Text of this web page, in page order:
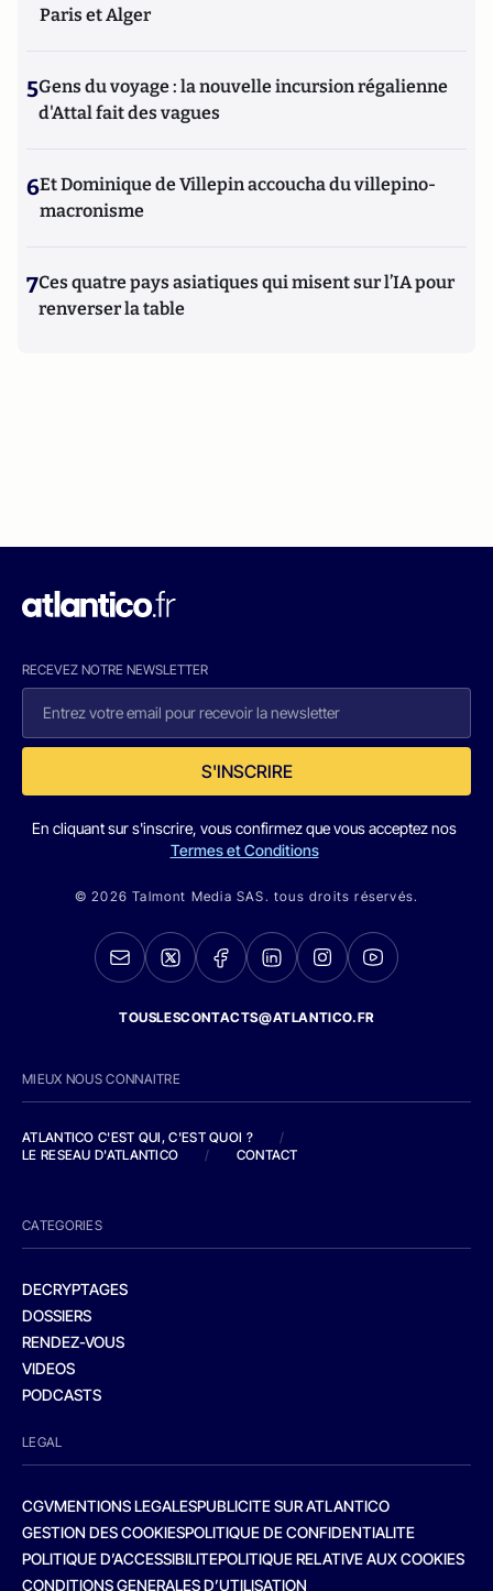
Paris et Alger
5Gens du voyage : la nouvelle incursion régalienne
d'Attal fait des vagues
6Et Dominique de Villepin accoucha du villepino-
macronisme
7Ces quatre pays asiatiques qui misent sur l’IA pour
renverser la table
RECEVEZ NOTRE NEWSLETTER
S'INSCRIRE
En cliquant sur s'inscrire, vous confirmez que vous acceptez nos
Termes et Conditions
© 2026 Talmont Media SAS. tous droits réservés.
TOUSLESCONTACTS@ATLANTICO.FR
MIEUX NOUS CONNAITRE
ATLANTICO C'EST QUI, C'EST QUOI ?
/
LE RESEAU D'ATLANTICO
/ CONTACT
CATEGORIES
DECRYPTAGES
DOSSIERS
RENDEZ-VOUS
VIDEOS
PODCASTS
LEGAL
CGVMENTIONS LEGALESPUBLICITE SUR ATLANTICO
GESTION DES COOKIESPOLITIQUE DE CONFIDENTIALITE
POLITIQUE D’ACCESSIBILITEPOLITIQUE RELATIVE AUX COOKIES
CONDITIONS GENERALES D’UTILISATION